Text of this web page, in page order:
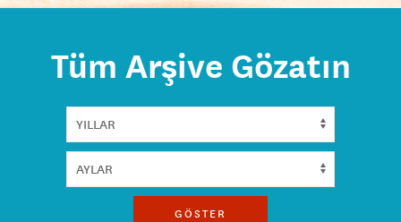
Tüm Arşive Gözatın
GÖSTER